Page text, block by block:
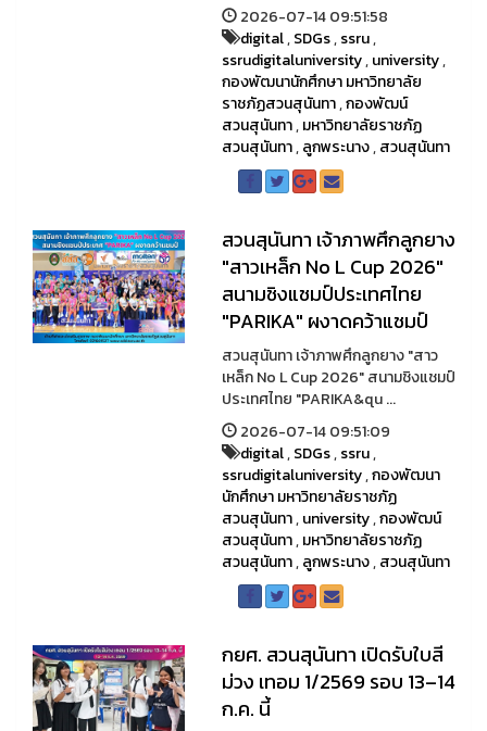
2026-07-14 09:51:58
digital,SDGs,ssru,
ssrudigitaluniversity,university,
กองพัฒนานักศึกษา มหาวิทยาลัย
ราชภัฏสวนสุนันทา,กองพัฒน์
สวนสุนันทา,มหาวิทยาลัยราชภัฏ
สวนสุนันทา,ลูกพระนาง,สวนสุนันทา
สวนสุนันทา เจ้าภาพศึกลูกยาง
"สาวเหล็ก No L Cup 2026"
สนามชิงแชมป์ประเทศไทย
"PARIKA" ผงาดคว้าแชมป์
สวนสุนันทา เจ้าภาพศึกลูกยาง "สาว
เหล็ก No L Cup 2026" สนามชิงแชมป์
ประเทศไทย "PARIKA&qu ...
2026-07-14 09:51:09
digital,SDGs,ssru,
ssrudigitaluniversity,กองพัฒนา
นักศึกษา มหาวิทยาลัยราชภัฏ
สวนสุนันทา,university,กองพัฒน์
สวนสุนันทา,มหาวิทยาลัยราชภัฏ
สวนสุนันทา,ลูกพระนาง,สวนสุนันทา
กยศ. สวนสุนันทา เปิดรับใบสี
ม่วง เทอม 1/2569 รอบ 13–14
ก.ค. นี้